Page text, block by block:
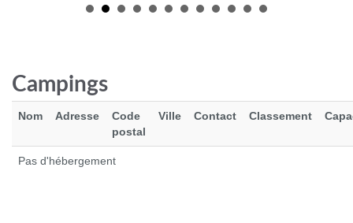
Campings
Nom Adresse
Code
postal
Ville Contact Classement
Pas d'hébergement